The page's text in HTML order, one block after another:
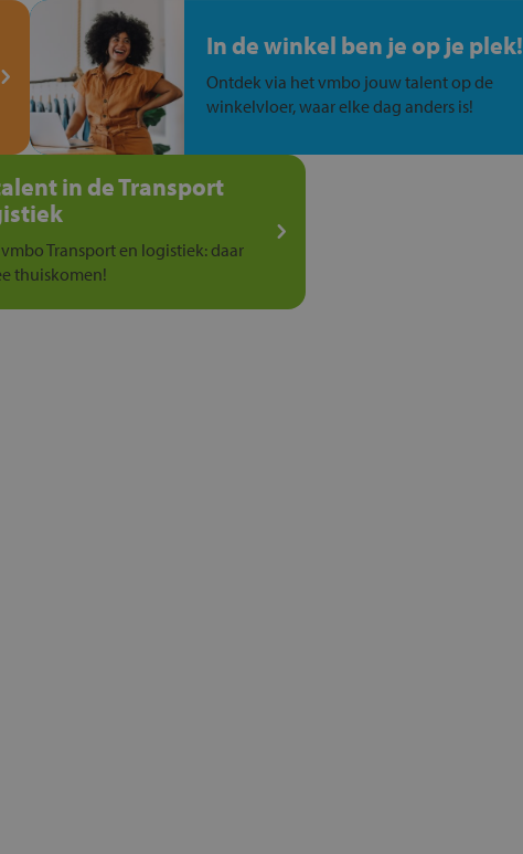
In de winkel ben je op je plek!
Ontdek via het vmbo jouw talent op de
winkelvloer, waar elke dag anders is!
in de Transport
Transport en logistiek: daar
thuiskomen!